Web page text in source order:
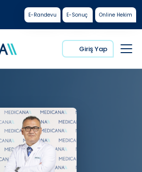
E-Randevu E-Sonuç Online Hekim
Giriş Yap